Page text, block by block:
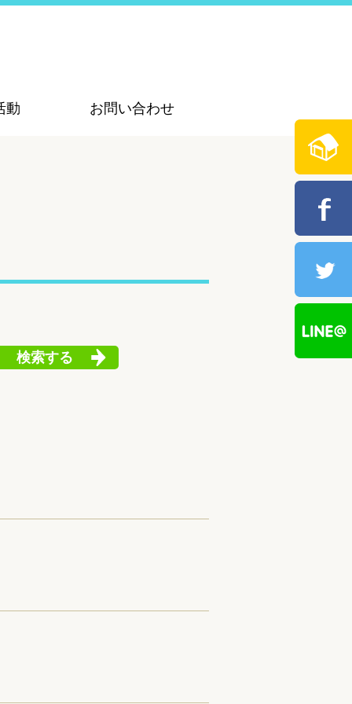
動 お問い合わせ